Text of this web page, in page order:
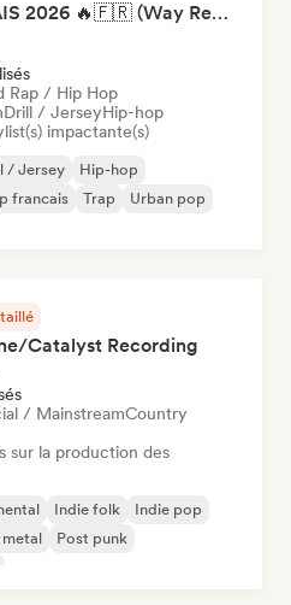
RAP FRANÇAIS 2026 🔥🇫🇷 (Way Records)
Rap / Hip Hop
Drill / JerseyHip-hop
impactante(s)
/ Jersey
Hip-hop
francais Trap
Urban pop
Catalyst Recording
/ MainstreamCountry
sur la production des
Indie folk
Indie pop
Post punk